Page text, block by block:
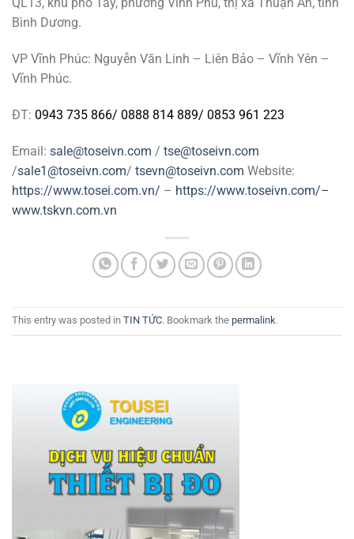
QL13, khu phố Tây, phường Vĩnh Phú, thị xã Thuận An, tỉnh
Bình Dương.
VP Vĩnh Phúc: Nguyễn Văn Linh – Liên Bảo – Vĩnh Yên –
Vĩnh Phúc.
ĐT: 0943 735 866/ 0888 814 889/ 0853 961 223
Email: sale@toseivn.com / tse@toseivn.com
/sale1@toseivn.com/ tsevn@toseivn.com Website:
https://www.tosei.com.vn/ – https://www.toseivn.com/–
www.tskvn.com.vn
This entry was posted in TIN TỨC. Bookmark the permalink.